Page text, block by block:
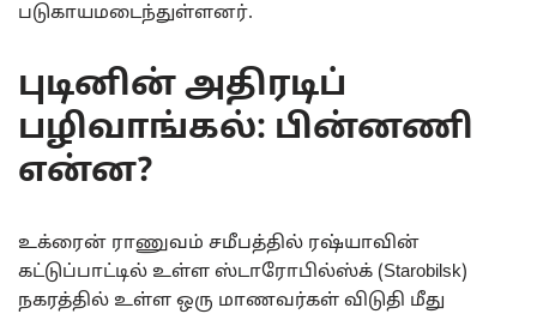
படுகாயமடைந்துள்ளனர்.
புடினின் அதிரடிப்
பழிவாங்கல்: பின்னணி
என்ன?
உக்ரைன் ராணுவம் சமீபத்தில் ரஷ்யாவின்
கட்டுப்பாட்டில் உள்ள ஸ்டாரோபில்ஸ்க் (Starobilsk)
நகரத்தில் உள்ள ஒரு மாணவர்கள் விடுதி மீது